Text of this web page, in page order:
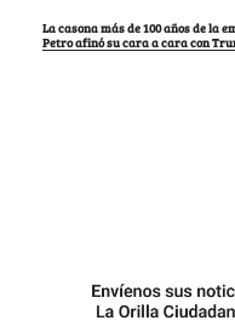
La casona más de 100 años de la
Petro afinó su cara a cara con